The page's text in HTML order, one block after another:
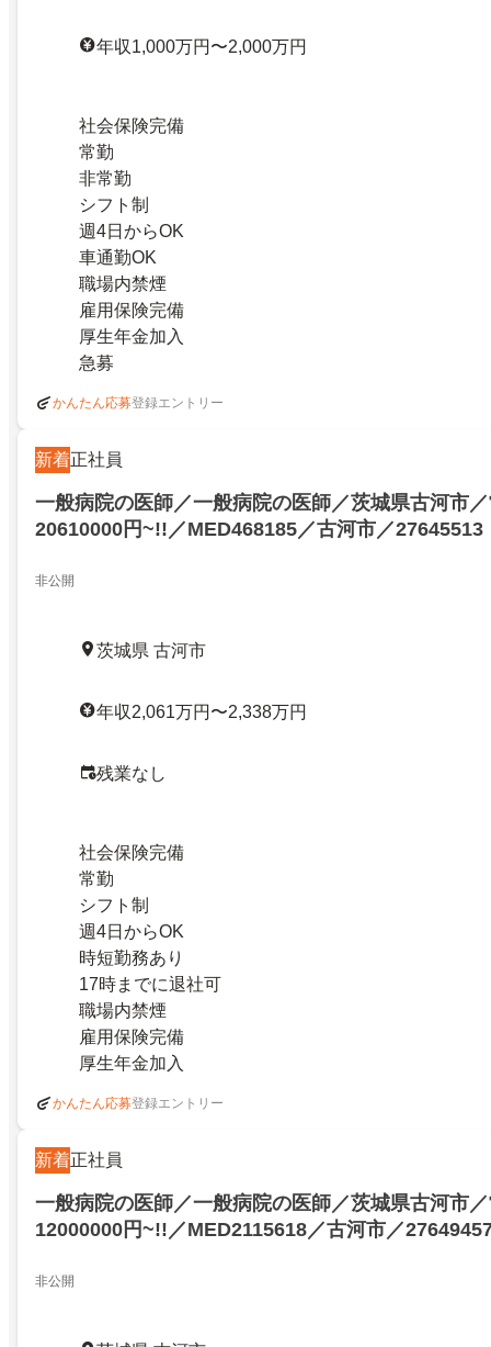
年収1,000万円〜2,000万円
社会保険完備
常勤
非常勤
シフト制
週4日からOK
車通勤OK
職場内禁煙
雇用保険完備
厚生年金加入
急募
かんたん応募登録エントリー
新着正社員
一般病院の医師／一般病院の医師／茨城県古河市
20610000円~!!／MED468185／古河市／27645513
非公開
茨城県 古河市
年収2,061万円〜2,338万円
残業なし
社会保険完備
常勤
シフト制
週4日からOK
時短勤務あり
17時までに退社可
職場内禁煙
雇用保険完備
厚生年金加入
かんたん応募登録エントリー
新着正社員
一般病院の医師／一般病院の医師／茨城県古河市
12000000円~!!／MED2115618／古河市／
非公開